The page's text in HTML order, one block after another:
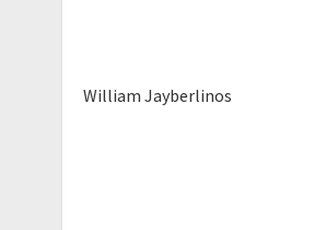
William Jayberlinos